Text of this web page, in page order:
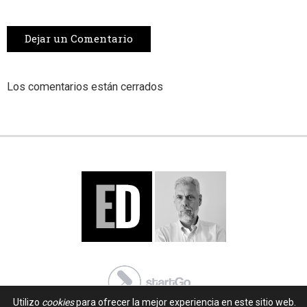
Dejar un Comentario
Los comentarios están cerrados
Utilizo cookiespara ofrecer la mejor experiencia en este sitio web.